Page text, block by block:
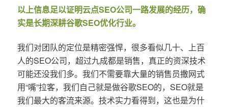
以上信息足以证明云点SEO公司一路发展的经历，确
实是长期深耕谷歌SEO优化行业。
我们对团队的定位是精密强悍，很多看似几十、上百
人的SEO公司，超过九成都是销售，真正的资深技术
可能还没我们多。我们不需要靠大量的销售员撒网式
用“嘴”拉客，我们自己就是做谷歌SEO的，SEO就是
我们最大的客流来源。技术实力看得到，这也是为什